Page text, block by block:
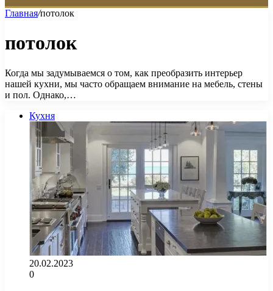
Главная/потолок
потолок
Когда мы задумываемся о том, как преобразить интерьер
нашей кухни, мы часто обращаем внимание на мебель, стены
и пол. Однако,…
Кухня
20.02.2023
0